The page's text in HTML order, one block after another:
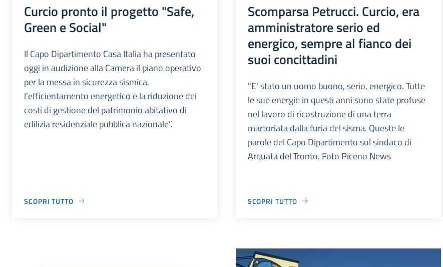
Curcio pronto il progetto "Safe,
Green e Social"
Il Capo Dipartimento Casa Italia ha presentato
oggi in audizione alla Camera il piano operativo
per la messa in sicurezza sismica,
l’efficientamento energetico e la riduzione dei
costi di gestione del patrimonio abitativo di
edilizia residenziale pubblica nazionale”.
SCOPRI TUTTO
Scomparsa Petrucci. Curcio, era
amministratore serio ed
energico, sempre al fianco dei
suoi concittadini
"E' stato un uomo buono, serio, energico. Tutte
le sue energie in questi anni sono state profuse
nel lavoro di ricostruzione di una terra
martoriata dalla furia del sisma. Queste le
parole del Capo Dipartimento sul sindaco di
Arquata del Tronto. Foto Piceno News
SCOPRI TUTTO